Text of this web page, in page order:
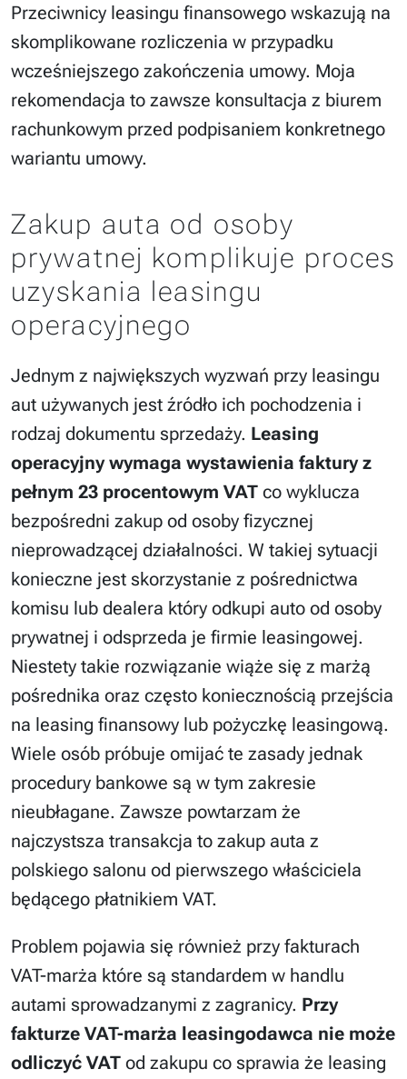
Przeciwnicy leasingu finansowego wskazują na
skomplikowane rozliczenia w przypadku
wcześniejszego zakończenia umowy. Moja
rekomendacja to zawsze konsultacja z biurem
rachunkowym przed podpisaniem konkretnego
wariantu umowy.
Zakup auta od osoby
prywatnej komplikuje proces
uzyskania leasingu
operacyjnego
Jednym z największych wyzwań przy leasingu
aut używanych jest źródło ich pochodzenia i
rodzaj dokumentu sprzedaży. Leasing
operacyjny wymaga wystawienia faktury z
pełnym 23 procentowym VAT co wyklucza
bezpośredni zakup od osoby fizycznej
nieprowadzącej działalności. W takiej sytuacji
konieczne jest skorzystanie z pośrednictwa
komisu lub dealera który odkupi auto od osoby
prywatnej i odsprzeda je firmie leasingowej.
Niestety takie rozwiązanie wiąże się z marżą
pośrednika oraz często koniecznością przejścia
na leasing finansowy lub pożyczkę leasingową.
Wiele osób próbuje omijać te zasady jednak
procedury bankowe są w tym zakresie
nieubłagane. Zawsze powtarzam że
najczystsza transakcja to zakup auta z
polskiego salonu od pierwszego właściciela
będącego płatnikiem VAT.
Problem pojawia się również przy fakturach
VAT-marża które są standardem w handlu
autami sprowadzanymi z zagranicy. Przy
fakturze VAT-marża leasingodawca nie może
odliczyć VAT od zakupu co sprawia że leasing